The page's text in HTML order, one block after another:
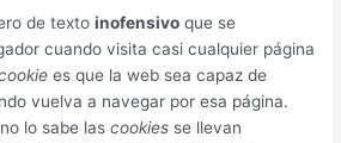
de textoinofensivo que se
cuando visita casi cualquier página
es que la web sea capaz de
vuelva a navegar por esa página.
lo sabe lascookies se llevan